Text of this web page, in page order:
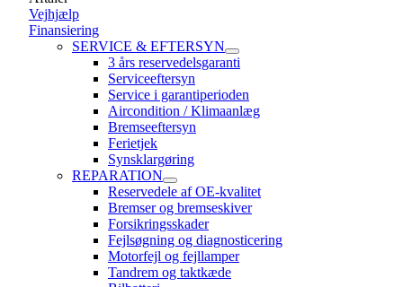
Vejhjælp
Finansiering
SERVICE & EFTERSYN
3 års reservedelsgaranti
Serviceeftersyn
Service i garantiperioden
Aircondition / Klimaanlæg
Bremseeftersyn
Ferietjek
Synsklargøring
REPARATION
Reservedele af OE-kvalitet
Bremser og bremseskiver
Forsikringsskader
Fejlsøgning og diagnosticering
Motorfejl og fejllamper
Tandrem og taktkæde